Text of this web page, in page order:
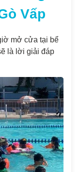
Vấp
mở cửa tại bể
là lời giải đáp